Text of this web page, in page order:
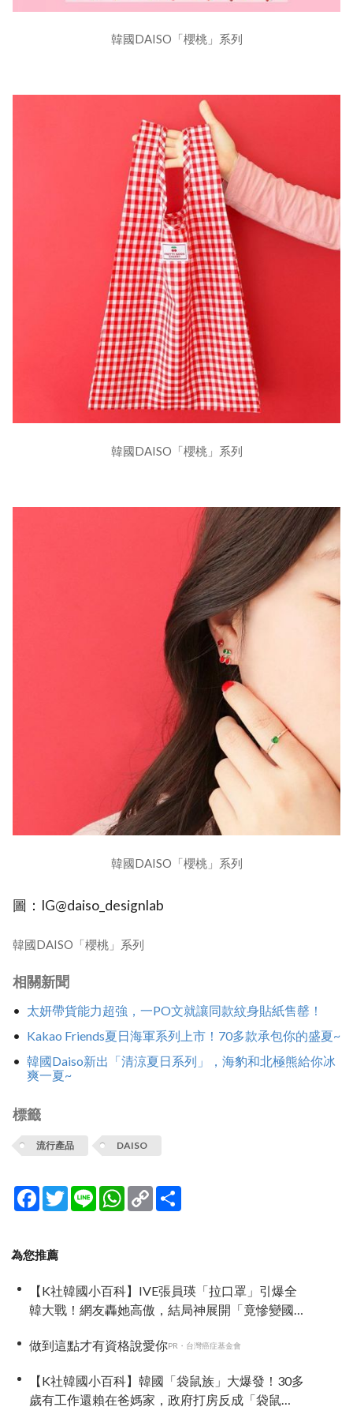
韓國DAISO「櫻桃」系列
韓國DAISO「櫻桃」系列
韓國DAISO「櫻桃」系列
圖：IG@daiso_designlab
韓國DAISO「櫻桃」系列
相關新聞
太妍帶貨能力超強，一PO文就讓同款紋身貼紙售罄！
Kakao Friends夏日海軍系列上市！70多款承包你的盛夏~
韓國Daiso新出「清涼夏日系列」，海豹和北極熊給你冰
爽一夏~
標籤
流行產品 DAISO
Facebook
TwitterLine WhatsApp
Copy
Link
為您推薦
【K社韓國小百科】IVE張員瑛「拉口罩」引爆全
韓大戰！網友轟她高傲，結局神展開「竟慘變國
做到這點才有資格說愛你PR・台灣癌症基金會
【K社韓國小百科】韓國「袋鼠族」大爆發！30多
歲有工作還賴在爸媽家，政府打房反成「袋鼠